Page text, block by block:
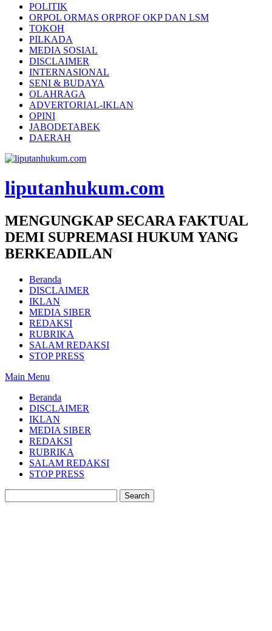
POLITIK
ORPOL ORMAS ORPROF OKP DAN LSM
TOKOH
PILKADA
MEDIA SOSIAL
DISCLAIMER
INTERNASIONAL
SENI & BUDAYA
OLAHRAGA
ADVERTORIAL-IKLAN
OPINI
JABODETABEK
DAERAH
liputanhukum.com
MENGUNGKAP SECARA FAKTUAL
DEMI SUPREMASI HUKUM YANG
BERKEADILAN
Beranda
DISCLAIMER
IKLAN
MEDIA SIBER
REDAKSI
RUBRIKA
SALAM REDAKSI
STOP PRESS
Main Menu
Beranda
DISCLAIMER
IKLAN
MEDIA SIBER
REDAKSI
RUBRIKA
SALAM REDAKSI
STOP PRESS